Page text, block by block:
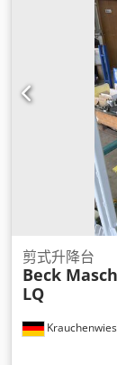
Krauchenwies
剪式升降台
Beck
LQ